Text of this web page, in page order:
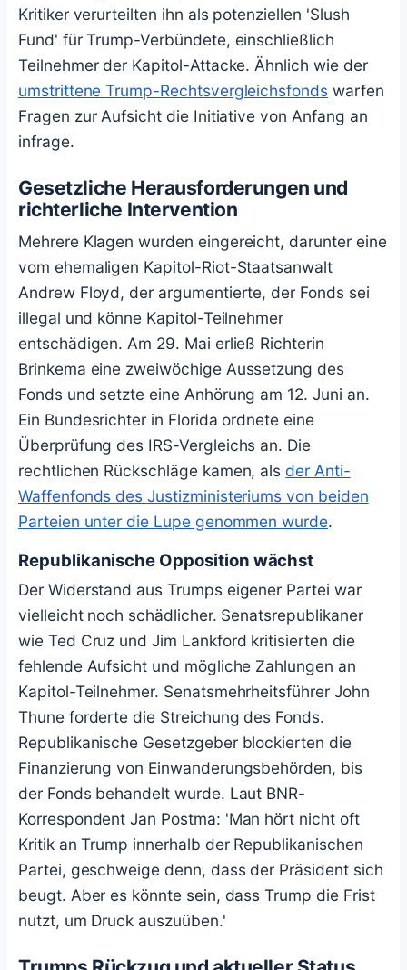
Kritiker verurteilten ihn als potenziellen 'Slush
Fund' für Trump-Verbündete, einschließlich
Teilnehmer der Kapitol-Attacke. Ähnlich wie der
umstrittene Trump-Rechtsvergleichsfonds warfen
Fragen zur Aufsicht die Initiative von Anfang an
infrage.
Gesetzliche Herausforderungen und
richterliche Intervention
Mehrere Klagen wurden eingereicht, darunter eine
vom ehemaligen Kapitol-Riot-Staatsanwalt
Andrew Floyd, der argumentierte, der Fonds sei
illegal und könne Kapitol-Teilnehmer
entschädigen. Am 29. Mai erließ Richterin
Brinkema eine zweiwöchige Aussetzung des
Fonds und setzte eine Anhörung am 12. Juni an.
Ein Bundesrichter in Florida ordnete eine
Überprüfung des IRS-Vergleichs an. Die
rechtlichen Rückschläge kamen, als der Anti-
Waffenfonds des Justizministeriums von beiden
Parteien unter die Lupe genommen wurde.
Republikanische Opposition wächst
Der Widerstand aus Trumps eigener Partei war
vielleicht noch schädlicher. Senatsrepublikaner
wie Ted Cruz und Jim Lankford kritisierten die
fehlende Aufsicht und mögliche Zahlungen an
Kapitol-Teilnehmer. Senatsmehrheitsführer John
Thune forderte die Streichung des Fonds.
Republikanische Gesetzgeber blockierten die
Finanzierung von Einwanderungsbehörden, bis
der Fonds behandelt wurde. Laut BNR-
Korrespondent Jan Postma: 'Man hört nicht oft
Kritik an Trump innerhalb der Republikanischen
Partei, geschweige denn, dass der Präsident sich
beugt. Aber es könnte sein, dass Trump die Frist
nutzt, um Druck auszuüben.'